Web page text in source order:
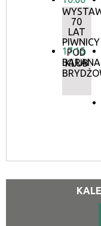
70
LAT
PIWNICY
POD
17:15
KLUB